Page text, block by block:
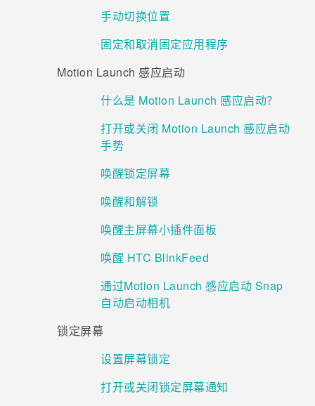
手动切换位置
固定和取消固定应用程序
Motion Launch 感应启动
什么是 Motion Launch 感应启动？
打开或关闭 Motion Launch 感应启动
手势
唤醒锁定屏幕
唤醒和解锁
唤醒主屏幕小插件面板
唤醒 HTC BlinkFeed
通过Motion Launch 感应启动 Snap
自动启动相机
锁定屏幕
设置屏幕锁定
打开或关闭锁定屏幕通知